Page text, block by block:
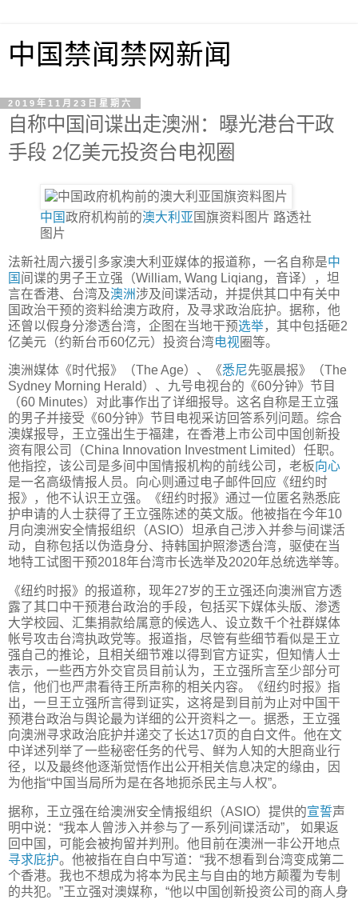
中国禁闻禁网新闻
2019年11月23日星期六
自称中国间谍出走澳洲：曝光港台干政
手段 2亿美元投资台电视圈
中国政府机构前的澳大利亚 国旗资料图片 路透社
图片
法新社周六援引多家澳大利亚媒体的报道称，一名自称是中
国 间谍的男子王立强（William, Wang Liqiang，音译），坦
言在香港、台湾及澳洲涉及间谍活动，并提供其口中有关中
国政治干预的资料给澳方政府，及寻求政治庇护。据称，他
还曾以假身分渗透台湾，企图在当地干预选举，其中包括砸2
亿美元（约新台币60亿元）投资台湾电视圈等。
澳洲媒体《时代报》（The Age）、《悉尼先驱晨报》（The
Sydney Morning Herald）、九号电视台的《60分钟》节目
（60 Minutes）对此事作出了详细报导。这名自称是王立强
的男子并接受《60分钟》节目电视采访回答系列问题。综合
澳媒报导，王立强出生于福建，在香港上市公司中国创新投
资有限公司（China Innovation Investment Limited）任职。
他指控，该公司是多间中国情报机构的前线公司，老板向心
是一名高级情报人员。向心则通过电子邮件回应《纽约时
报》，他不认识王立强。《纽约时报》通过一位匿名熟悉庇
护申请的人士获得了王立强陈述的英文版。他被指在今年10
月向澳洲安全情报组织（ASIO）坦承自己涉入并参与间谍活
动，自称包括以伪造身分、持韩国护照渗透台湾，驱使在当
地特工试图干预2018年台湾市长选举及2020年总统选举等。
《纽约时报》的报道称，现年27岁的王立强还向澳洲官方透
露了其口中干预港台政治的手段，包括买下媒体头版、渗透
大学校园、汇集捐款给属意的候选人、设立数千个社群媒体
帐号攻击台湾执政党等。报道指，尽管有些细节看似是王立
强自己的推论，且相关细节难以得到官方证实，但知情人士
表示，一些西方外交官员目前认为，王立强所言至少部分可
信，他们也严肃看待王所声称的相关内容。《纽约时报》指
出，一旦王立强所言得到证实，这将是到目前为止对中国干
预港台政治与舆论最为详细的公开资料之一。据悉，王立强
向澳洲寻求政治庇护并递交了长达17页的自白文件。他在文
中详述列举了一些秘密任务的代号、鲜为人知的大胆商业行
径，以及最终他逐渐觉悟作出公开相关信息决定的缘由，因
为他指“中国当局所为是在各地扼杀民主与人权”。
据称，王立强在给澳洲安全情报组织（ASIO）提供的宣誓声
明中说：“我本人曾涉入并参与了一系列间谍活动”， 如果返
回中国，可能会被拘留并判刑。他目前在澳洲一非公开地点
寻求庇护。他被指在自白中写道：“我不想看到台湾变成第二
个香港。我也不想成为将本为民主与自由的地方颠覆为专制
的共犯。”王立强对澳媒称，“他以中国创新投资公司的商人身